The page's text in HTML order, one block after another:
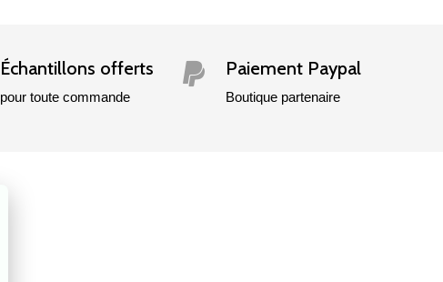
Échantillons offerts
pour toute commande
 Paiement Paypal
Boutique partenaire